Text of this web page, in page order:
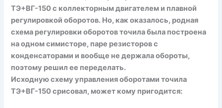
ТЭ+ВГ-150 с коллекторным двигателем и плавной
регулировкой оборотов. Но, как оказалось, родная
схема регулировки оборотов точила была построена
на одном симисторе, паре резисторов с
конденсаторами и вообще не держала обороты,
поэтому решил ее переделать.
Исходную схему управления оборотами точила
ТЭ+ВГ-150 срисовал, может кому пригодится: